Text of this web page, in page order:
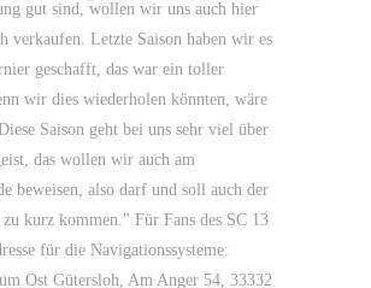
gut sind, wollen wir uns auch hier
verkaufen. Letzte Saison haben wir es
geschafft, das war ein toller
wir dies wiederholen könnten, wäre
Saison geht bei uns sehr viel über
das wollen wir auch am
beweisen, also darf und soll auch der
zu kurz kommen." Für Fans des SC 13
für die Navigationssysteme:
Ost Gütersloh, Am Anger 54, 33332